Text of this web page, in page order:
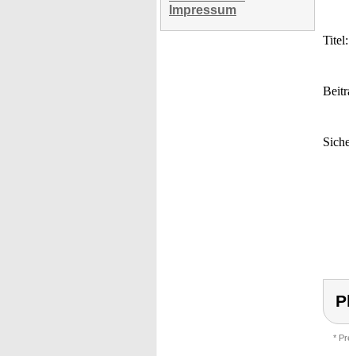
Impressum
Titel:
*